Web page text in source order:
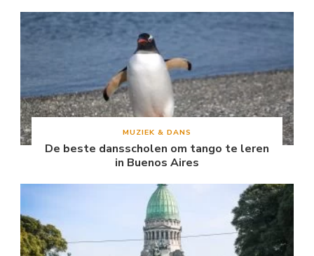
MUZIEK & DANS
De beste dansscholen om tango te leren
in Buenos Aires